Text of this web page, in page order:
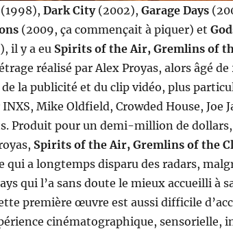
Dark City(2002), Garage Days
(2009, ça commençait à piquer) et
il y a eu Spirits of the Air, Gremlins of
réalisé par Alex Proyas, alors âgé de
la publicité et du clip vidéo, plus
Mike Oldfield, Crowded House, Joe
Produit pour un demi-million de
Spirits of the Air, Gremlins of the
qui a longtemps disparu des radars,
qui l’a sans doute le mieux accueilli à
première œuvre est aussi difficile
cinématographique, sensorielle,